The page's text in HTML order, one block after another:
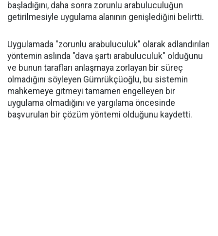
başladığını, daha sonra zorunlu arabuluculuğun
getirilmesiyle uygulama alanının genişlediğini belirtti.
Uygulamada "zorunlu arabuluculuk" olarak adlandırılan
yöntemin aslında "dava şartı arabuluculuk" olduğunu
ve bunun tarafları anlaşmaya zorlayan bir süreç
olmadığını söyleyen Gümrükçüoğlu, bu sistemin
mahkemeye gitmeyi tamamen engelleyen bir
uygulama olmadığını ve yargılama öncesinde
başvurulan bir çözüm yöntemi olduğunu kaydetti.